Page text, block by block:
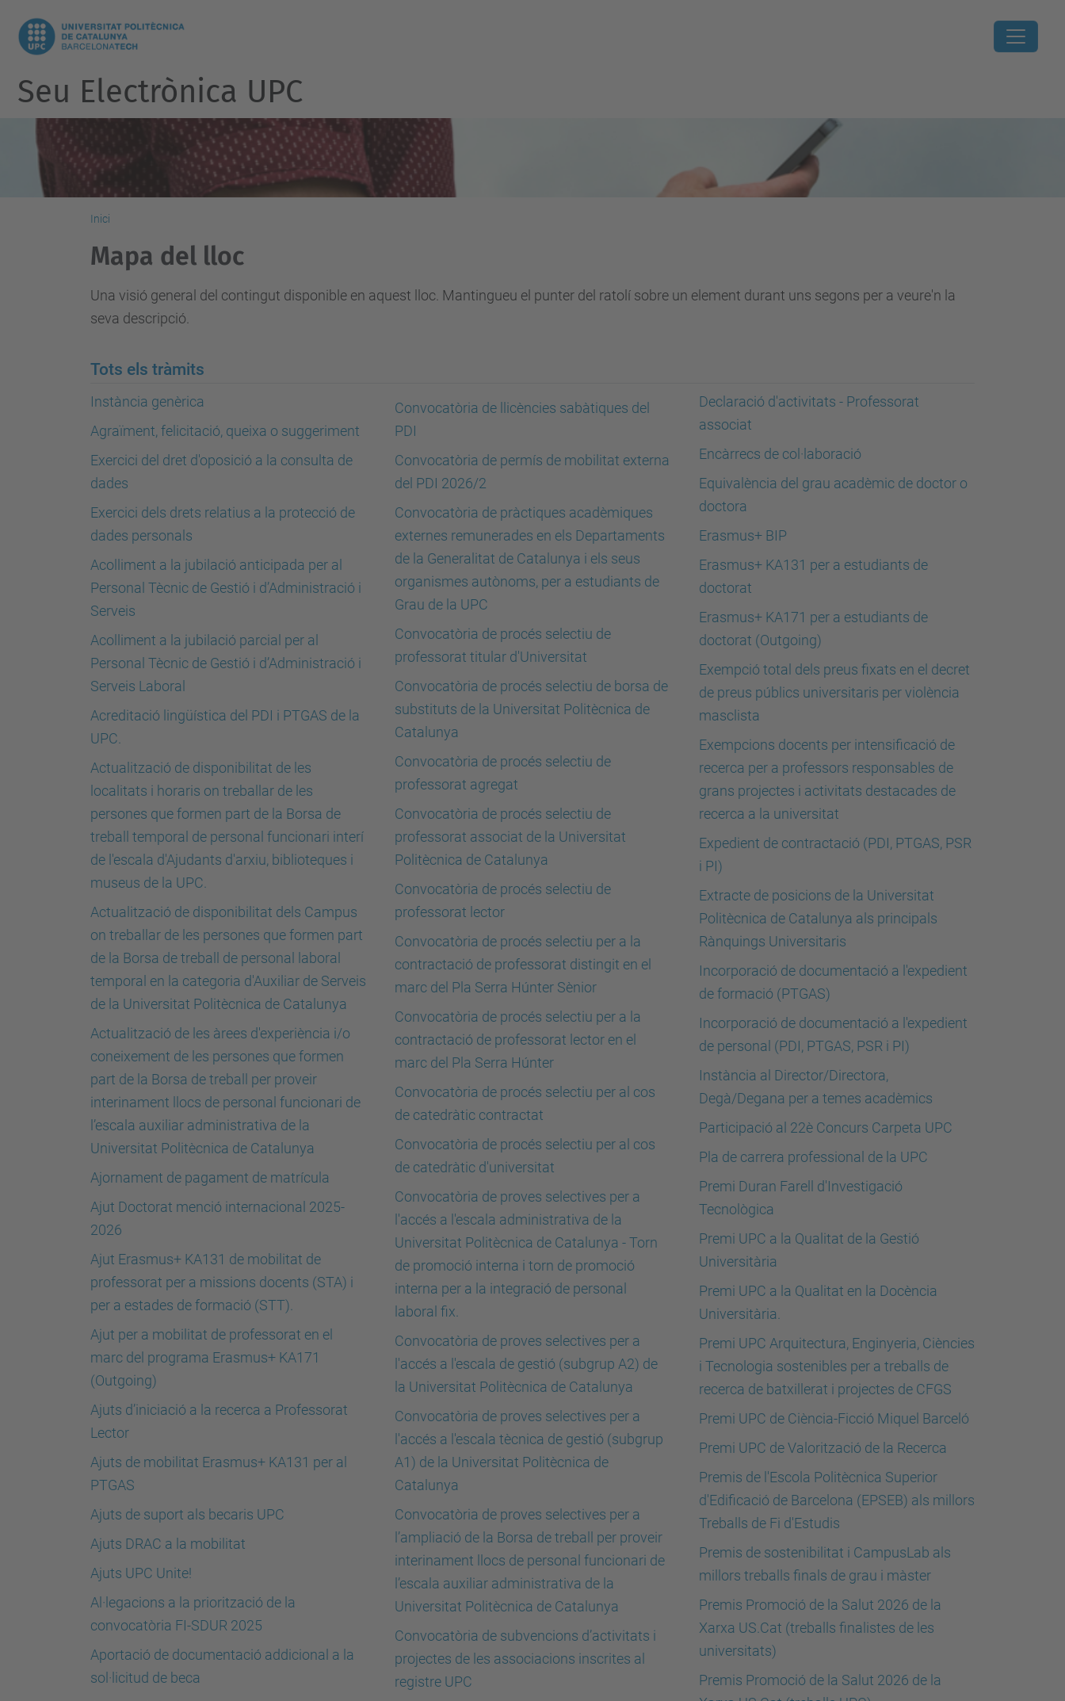
Seu Electrònica UPC
Inici
Mapa del lloc
Una visió general del contingut disponible en aquest lloc. Mantingueu el punter del ratolí sobre un element durant uns segons per a veure'n la
seva descripció.
Tots els tràmits
Instància genèrica
Agraïment, felicitació, queixa o suggeriment
Exercici del dret d'oposició a la consulta de
dades
Exercici dels drets relatius a la protecció de
dades personals
Acolliment a la jubilació anticipada per al
Personal Tècnic de Gestió i d’Administració i
Serveis
Acolliment a la jubilació parcial per al
Personal Tècnic de Gestió i d’Administració i
Serveis Laboral
Acreditació lingüística del PDI i PTGAS de la
UPC.
Actualització de disponibilitat de les
localitats i horaris on treballar de les
persones que formen part de la Borsa de
treball temporal de personal funcionari interí
de l'escala d'Ajudants d'arxiu, biblioteques i
museus de la UPC.
Actualització de disponibilitat dels Campus
on treballar de les persones que formen part
de la Borsa de treball de personal laboral
temporal en la categoria d'Auxiliar de Serveis
de la Universitat Politècnica de Catalunya
Actualització de les àrees d'experiència i/o
coneixement de les persones que formen
part de la Borsa de treball per proveir
interinament llocs de personal funcionari de
l’escala auxiliar administrativa de la
Universitat Politècnica de Catalunya
Ajornament de pagament de matrícula
Ajut Doctorat menció internacional 2025-
2026
Ajut Erasmus+ KA131 de mobilitat de
professorat per a missions docents (STA) i
per a estades de formació (STT).
Ajut per a mobilitat de professorat en el
marc del programa Erasmus+ KA171
(Outgoing)
Ajuts d’iniciació a la recerca a Professorat
Lector
Ajuts de mobilitat Erasmus+ KA131 per al
PTGAS
Ajuts de suport als becaris UPC
Ajuts DRAC a la mobilitat
Ajuts UPC Unite!
Al·legacions a la priorització de la
convocatòria FI-SDUR 2025
Aportació de documentació addicional a la
sol·licitud de beca
Convocatòria de llicències sabàtiques del
PDI
Convocatòria de permís de mobilitat externa
del PDI 2026/2
Convocatòria de pràctiques acadèmiques
externes remunerades en els Departaments
de la Generalitat de Catalunya i els seus
organismes autònoms, per a estudiants de
Grau de la UPC
Convocatòria de procés selectiu de
professorat titular d'Universitat
Convocatòria de procés selectiu de borsa de
substituts de la Universitat Politècnica de
Catalunya
Convocatòria de procés selectiu de
professorat agregat
Convocatòria de procés selectiu de
professorat associat de la Universitat
Politècnica de Catalunya
Convocatòria de procés selectiu de
professorat lector
Convocatòria de procés selectiu per a la
contractació de professorat distingit en el
marc del Pla Serra Húnter Sènior
Convocatòria de procés selectiu per a la
contractació de professorat lector en el
marc del Pla Serra Húnter
Convocatòria de procés selectiu per al cos
de catedràtic contractat
Convocatòria de procés selectiu per al cos
de catedràtic d'universitat
Convocatòria de proves selectives per a
l'accés a l'escala administrativa de la
Universitat Politècnica de Catalunya - Torn
de promoció interna i torn de promoció
interna per a la integració de personal
laboral fix.
Convocatòria de proves selectives per a
l'accés a l'escala de gestió (subgrup A2) de
la Universitat Politècnica de Catalunya
Convocatòria de proves selectives per a
l'accés a l'escala tècnica de gestió (subgrup
A1) de la Universitat Politècnica de
Catalunya
Convocatòria de proves selectives per a
l’ampliació de la Borsa de treball per proveir
interinament llocs de personal funcionari de
l’escala auxiliar administrativa de la
Universitat Politècnica de Catalunya
Convocatòria de subvencions d’activitats i
projectes de les associacions inscrites al
registre UPC
Declaració d'activitats - Professorat
associat
Encàrrecs de col·laboració
Equivalència del grau acadèmic de doctor o
doctora
Erasmus+ BIP
Erasmus+ KA131 per a estudiants de
doctorat
Erasmus+ KA171 per a estudiants de
doctorat (Outgoing)
Exempció total dels preus fixats en el decret
de preus públics universitaris per violència
masclista
Exempcions docents per intensificació de
recerca per a professors responsables de
grans projectes i activitats destacades de
recerca a la universitat
Expedient de contractació (PDI, PTGAS, PSR
i PI)
Extracte de posicions de la Universitat
Politècnica de Catalunya als principals
Rànquings Universitaris
Incorporació de documentació a l'expedient
de formació (PTGAS)
Incorporació de documentació a l'expedient
de personal (PDI, PTGAS, PSR i PI)
Instància al Director/Directora,
Degà/Degana per a temes acadèmics
Participació al 22è Concurs Carpeta UPC
Pla de carrera professional de la UPC
Premi Duran Farell d'Investigació
Tecnològica
Premi UPC a la Qualitat de la Gestió
Universitària
Premi UPC a la Qualitat en la Docència
Universitària.
Premi UPC Arquitectura, Enginyeria, Ciències
i Tecnologia sostenibles per a treballs de
recerca de batxillerat i projectes de CFGS
Premi UPC de Ciència-Ficció Miquel Barceló
Premi UPC de Valorització de la Recerca
Premis de l'Escola Politècnica Superior
d'Edificació de Barcelona (EPSEB) als millors
Treballs de Fi d'Estudis
Premis de sostenibilitat i CampusLab als
millors treballs finals de grau i màster
Premis Promoció de la Salut 2026 de la
Xarxa US.Cat (treballs finalistes de les
universitats)
Premis Promoció de la Salut 2026 de la